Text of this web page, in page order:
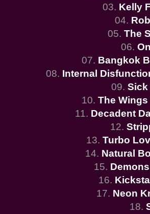
03. Kelly
04.
05. The
06.
07. Bangkok
08. Internal
09. Sick
10. The
11. Decadent
12.
13. Turbo
14. Natural
15.
16.
17. Neon
18.